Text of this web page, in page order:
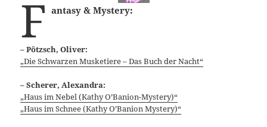
F antasy & Mystery:
– Pötzsch, Oliver:
„Die Schwarzen Musketiere – Das Buch der Nacht“
– Scherer, Alexandra:
„Haus im Nebel (Kathy O’Banion-Mystery)“
„Haus im Schnee (Kathy O’Banion Mystery)“